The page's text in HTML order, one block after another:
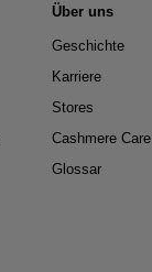
Über uns
Geschichte
Karriere
Stores
Cashmere Care
Glossar